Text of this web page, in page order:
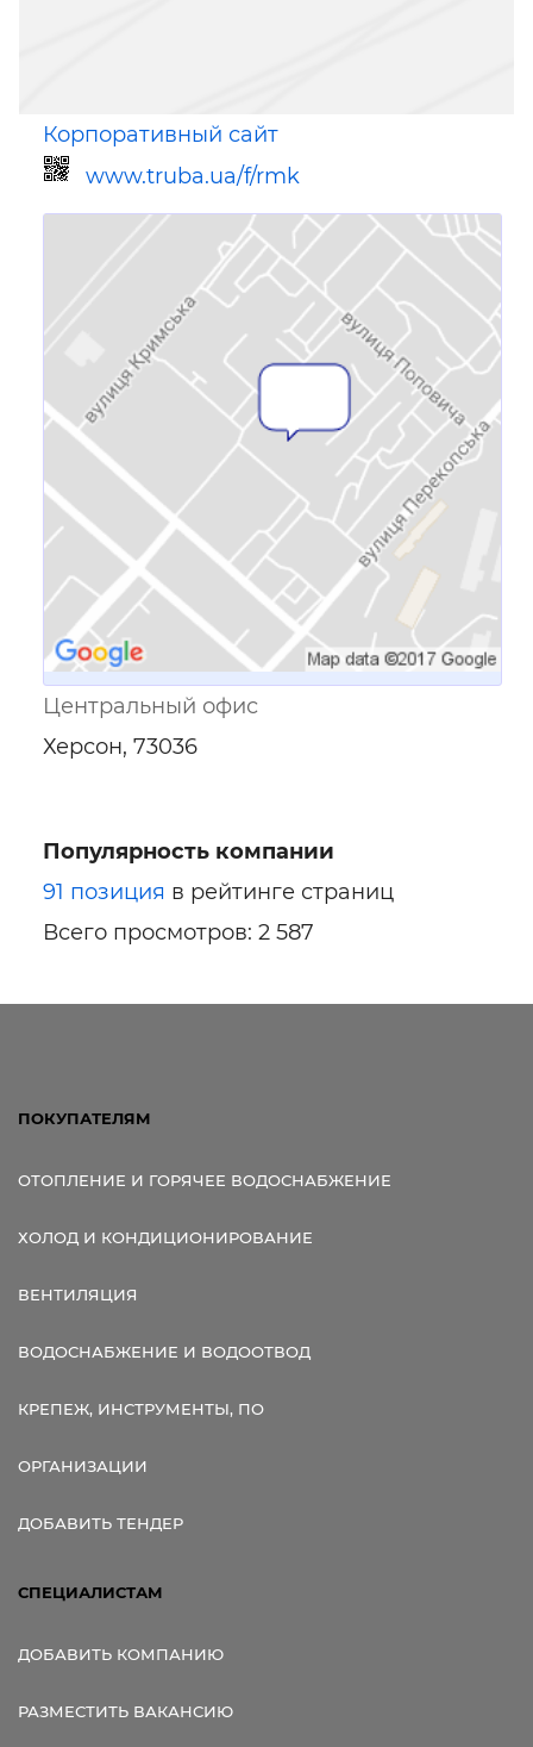
Корпоративный сайт
www.truba.ua/f/rmk
Ссылка для мобильных устройств
Центральный офис
Херсон, 73036
Популярность компании
91 позиция в рейтинге страниц
Всего просмотров: 2 587
ПОКУПАТЕЛЯМ
ОТОПЛЕНИЕ И ГОРЯЧЕЕ ВОДОСНАБЖЕНИЕ
ХОЛОД И КОНДИЦИОНИРОВАНИЕ
ВЕНТИЛЯЦИЯ
ВОДОСНАБЖЕНИЕ И ВОДООТВОД
КРЕПЕЖ, ИНСТРУМЕНТЫ, ПО
ОРГАНИЗАЦИИ
ДОБАВИТЬ ТЕНДЕР
СПЕЦИАЛИСТАМ
ДОБАВИТЬ КОМПАНИЮ
РАЗМЕСТИТЬ ВАКАНСИЮ